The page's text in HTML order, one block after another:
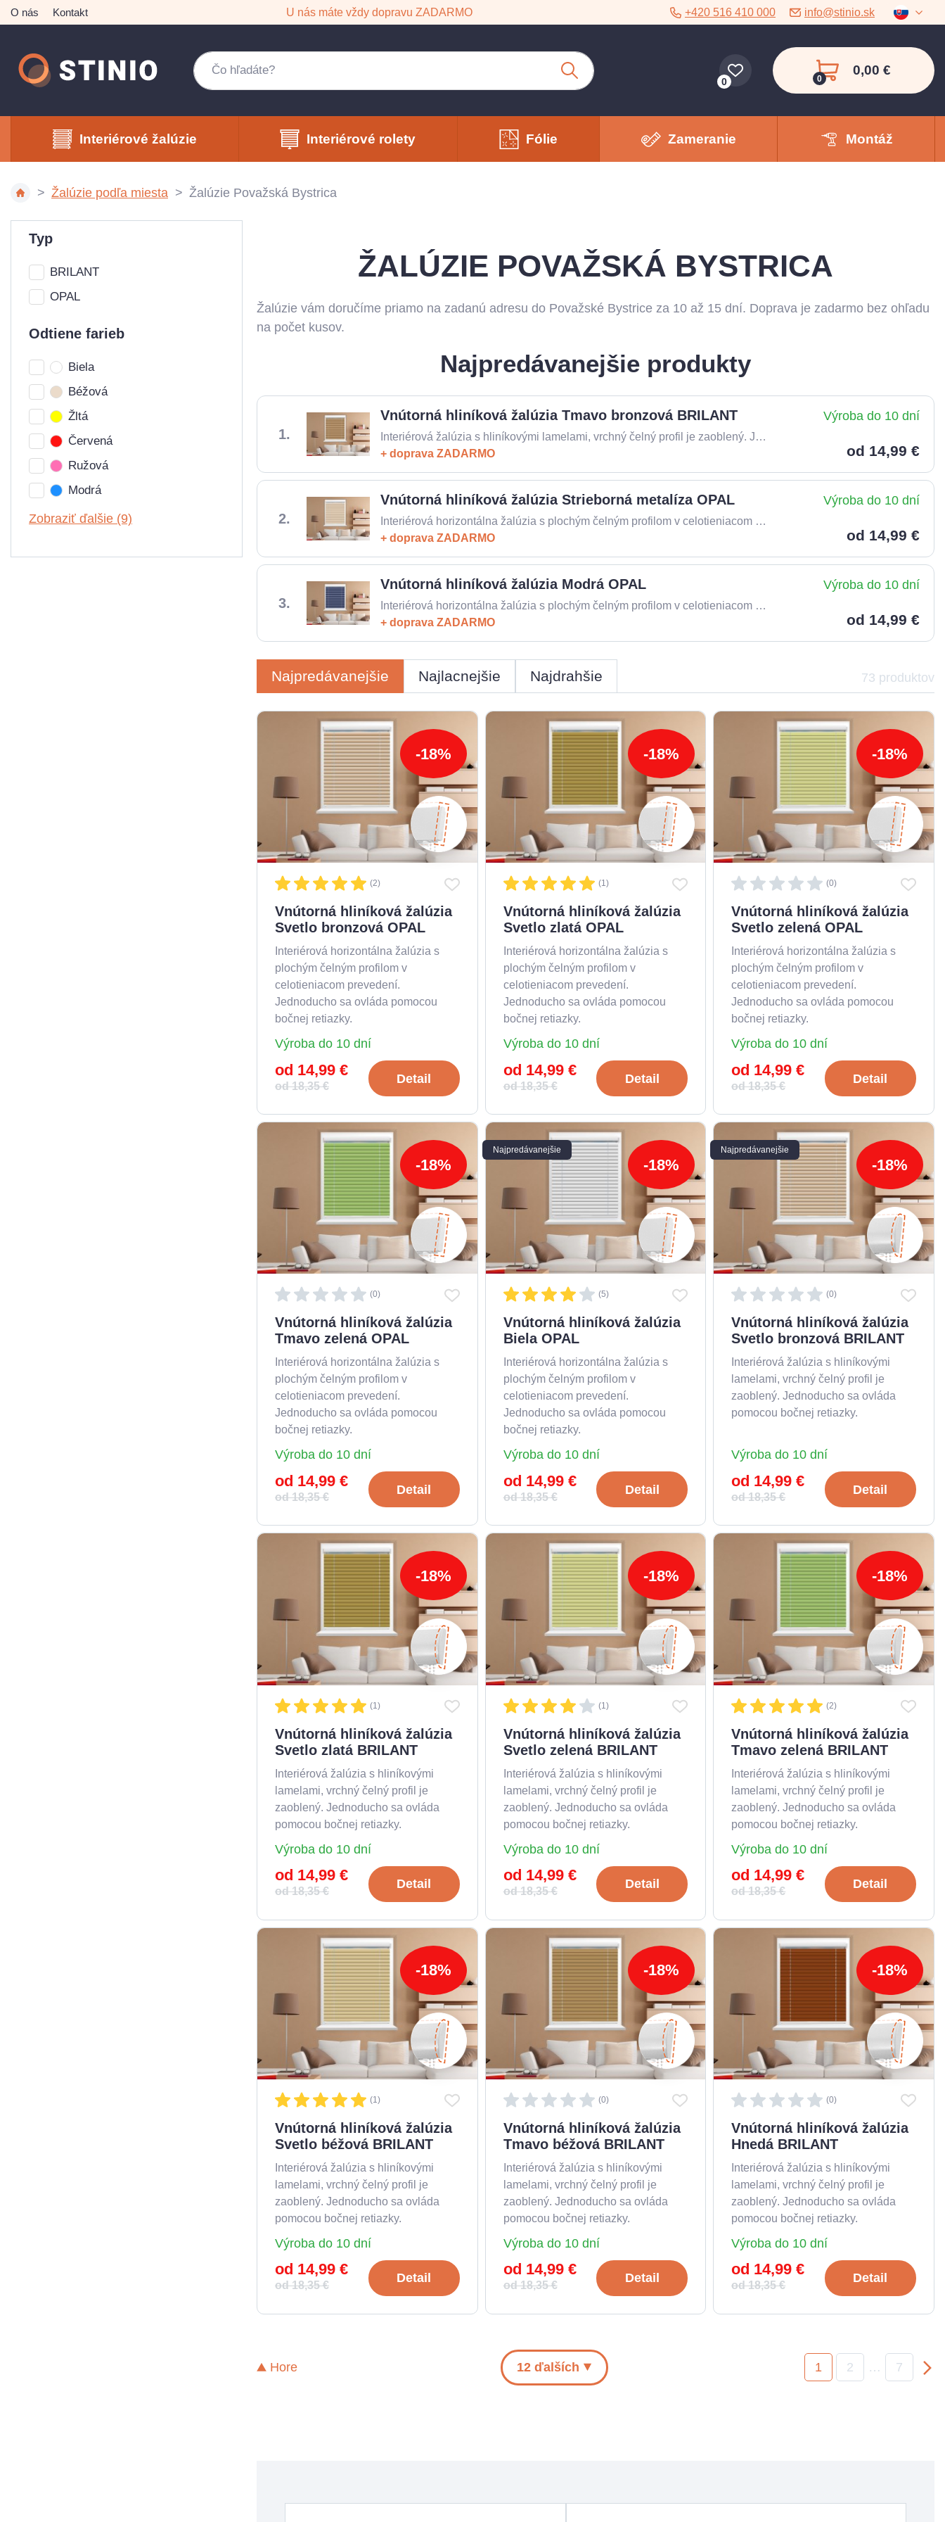
O nás Kontakt U nás máte vždy dopravu ZADARMO +420 516 410 000 info@stinio.sk
0 0
0,00 €
Interiérové žalúzie Interiérové rolety Fólie Zameranie Montáž
Žalúzie podľa miesta Žalúzie Považská Bystrica
Typ
BRILANT
OPAL
Odtiene farieb
Biela
Béžová
Žltá
Červená
Ružová
Modrá
Zobraziť ďalšie (9)
ŽALÚZIE POVAŽSKÁ BYSTRICA
Žalúzie vám doručíme priamo na zadanú adresu do Považské Bystrice za 10 až 15 dní. Doprava je zadarmo bez ohľadu
na počet kusov.
Najpredávanejšie produkty
Vnútorná hliníková žalúzia Tmavo bronzová BRILANT
Interiérová žalúzia s hliníkovými lamelami, vrchný čelný profil je zaoblený. Jednoducho sa ovláda pomocou bočnej retiazky.
doprava ZADARMO
Výroba do 10 dní
od 14,99 €
Vnútorná hliníková žalúzia Strieborná metalíza OPAL
Interiérová horizontálna žalúzia s plochým čelným profilom v celotieniacom prevedení. Jednoducho sa ovláda pomocou bočnej retiazky.
doprava ZADARMO
Výroba do 10 dní
od 14,99 €
Vnútorná hliníková žalúzia Modrá OPAL
Interiérová horizontálna žalúzia s plochým čelným profilom v celotieniacom prevedení. Jednoducho sa ovláda pomocou bočnej retiazky.
doprava ZADARMO
Výroba do 10 dní
od 14,99 €
Najpredávanejšie Najlacnejšie Najdrahšie 73 produktov
-18%
(2)
Vnútorná hliníková žalúzia
Svetlo bronzová OPAL
Interiérová horizontálna žalúzia s
plochým čelným profilom v
celotieniacom prevedení.
Jednoducho sa ovláda pomocou
bočnej retiazky.
Výroba do 10 dní
od 14,99 €
od 18,35 €
Detail
-18%
(1)
Vnútorná hliníková žalúzia
Svetlo zlatá OPAL
Interiérová horizontálna žalúzia s
plochým čelným profilom v
celotieniacom prevedení.
Jednoducho sa ovláda pomocou
bočnej retiazky.
Výroba do 10 dní
od 14,99 €
od 18,35 €
Detail
-18%
(0)
Vnútorná hliníková žalúzia
Svetlo zelená OPAL
Interiérová horizontálna žalúzia s
plochým čelným profilom v
celotieniacom prevedení.
Jednoducho sa ovláda pomocou
bočnej retiazky.
Výroba do 10 dní
od 14,99 €
od 18,35 €
Detail
-18%
(0)
Vnútorná hliníková žalúzia
Tmavo zelená OPAL
Interiérová horizontálna žalúzia s
plochým čelným profilom v
celotieniacom prevedení.
Jednoducho sa ovláda pomocou
bočnej retiazky.
Výroba do 10 dní
od 14,99 €
od 18,35 €
Detail
Najpredávanejšie
-18%
(5)
Vnútorná hliníková žalúzia
Biela OPAL
Interiérová horizontálna žalúzia s
plochým čelným profilom v
celotieniacom prevedení.
Jednoducho sa ovláda pomocou
bočnej retiazky.
Výroba do 10 dní
od 14,99 €
od 18,35 €
Detail
Najpredávanejšie
-18%
(0)
Vnútorná hliníková žalúzia
Svetlo bronzová BRILANT
Interiérová žalúzia s hliníkovými
lamelami, vrchný čelný profil je
zaoblený. Jednoducho sa ovláda
pomocou bočnej retiazky.
Výroba do 10 dní
od 14,99 €
od 18,35 €
Detail
-18%
(1)
Vnútorná hliníková žalúzia
Svetlo zlatá BRILANT
Interiérová žalúzia s hliníkovými
lamelami, vrchný čelný profil je
zaoblený. Jednoducho sa ovláda
pomocou bočnej retiazky.
Výroba do 10 dní
od 14,99 €
od 18,35 €
Detail
-18%
(1)
Vnútorná hliníková žalúzia
Svetlo zelená BRILANT
Interiérová žalúzia s hliníkovými
lamelami, vrchný čelný profil je
zaoblený. Jednoducho sa ovláda
pomocou bočnej retiazky.
Výroba do 10 dní
od 14,99 €
od 18,35 €
Detail
-18%
(2)
Vnútorná hliníková žalúzia
Tmavo zelená BRILANT
Interiérová žalúzia s hliníkovými
lamelami, vrchný čelný profil je
zaoblený. Jednoducho sa ovláda
pomocou bočnej retiazky.
Výroba do 10 dní
od 14,99 €
od 18,35 €
Detail
-18%
(1)
Vnútorná hliníková žalúzia
Svetlo béžová BRILANT
Interiérová žalúzia s hliníkovými
lamelami, vrchný čelný profil je
zaoblený. Jednoducho sa ovláda
pomocou bočnej retiazky.
Výroba do 10 dní
od 14,99 €
od 18,35 €
Detail
-18%
(0)
Vnútorná hliníková žalúzia
Tmavo béžová BRILANT
Interiérová žalúzia s hliníkovými
lamelami, vrchný čelný profil je
zaoblený. Jednoducho sa ovláda
pomocou bočnej retiazky.
Výroba do 10 dní
od 14,99 €
od 18,35 €
Detail
-18%
(0)
Vnútorná hliníková žalúzia
Hnedá BRILANT
Interiérová žalúzia s hliníkovými
lamelami, vrchný čelný profil je
zaoblený. Jednoducho sa ovláda
pomocou bočnej retiazky.
Výroba do 10 dní
od 14,99 €
od 18,35 €
Detail
Hore 12 ďalších 1 2 … 7